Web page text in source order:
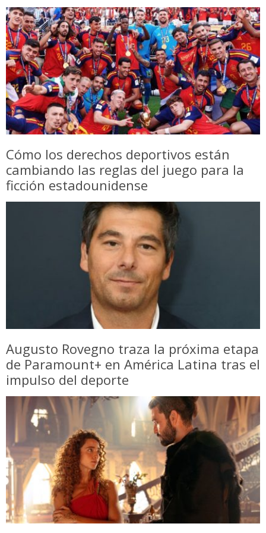
Cómo los derechos deportivos están
cambiando las reglas del juego para la
ficción estadounidense
Augusto Rovegno traza la próxima etapa
de Paramount+ en América Latina tras el
impulso del deporte